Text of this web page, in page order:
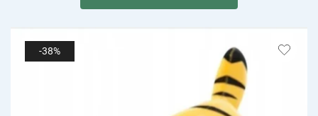
-38%